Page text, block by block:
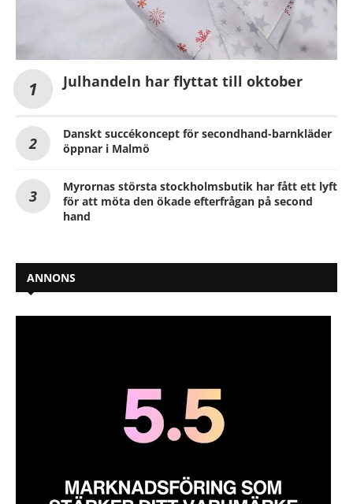
Julhandeln har flyttat till oktober
Danskt succékoncept för secondhand-barnkläder
öppnar i Malmö
Myrornas största stockholmsbutik har fått ett lyft
för att möta den ökade efterfrågan på second
hand
ANNONS